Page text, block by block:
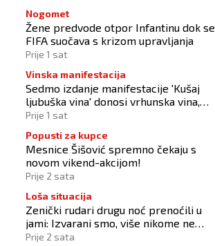
Nogomet
Žene predvode otpor Infantinu dok se
FIFA suočava s krizom upravljanja
Prije 1 sat
Vinska manifestacija
Sedmo izdanje manifestacije 'Kušaj
ljubuška vina' donosi vrhunska vina,
gastronomiju i glazbu
Prije 1 sat
Popusti za kupce
Mesnice Šišović spremno čekaju s
novom vikend-akcijom!
Prije 2 sata
Loša situacija
Zenički rudari drugu noć prenoćili u
jami: Izvarani smo, više nikome ne
vjerujemo
Prije 2 sata